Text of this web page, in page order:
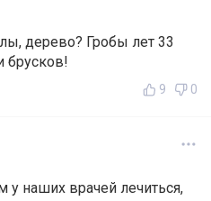
дерево? Гробы лет 33
брусков!
9 0
наших врачей лечиться,